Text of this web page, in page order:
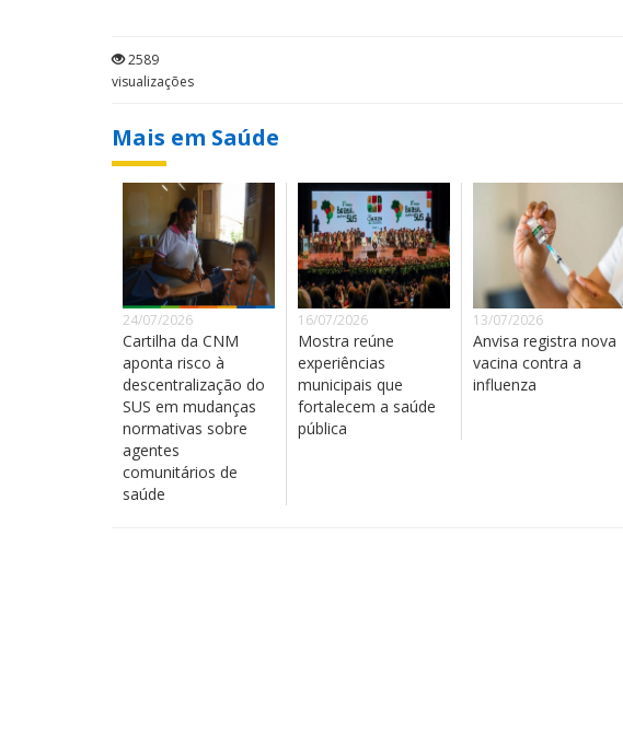
2589
visualizações
Mais em Saúde
24/07/2026
Cartilha da CNM
aponta risco à
descentralização do
SUS em mudanças
normativas sobre
agentes
comunitários de
saúde
16/07/2026
Mostra reúne
experiências
municipais que
fortalecem a saúde
pública
13/07/2026
Anvisa registra nova
vacina contra a
influenza